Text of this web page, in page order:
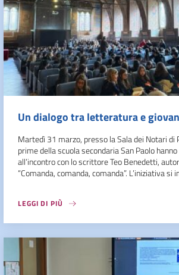
Un dialogo tra letteratura e
Martedì 31 marzo, presso la Sala dei Notari di
prime della scuola secondaria San Paolo
all’incontro con lo scrittore Teo Benedetti,
“Comanda, comanda, comanda”. L’iniziativa
LEGGI DI PIÙ